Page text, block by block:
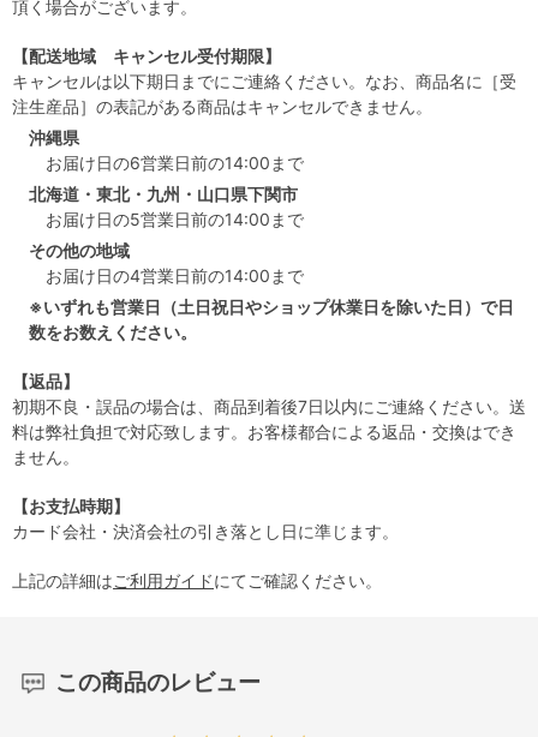
頂く場合がございます。
【配送地域 キャンセル受付期限】
キャンセルは以下期日までにご連絡ください。なお、商品名に［受
注生産品］の表記がある商品はキャンセルできません。
沖縄県
お届け日の6営業日前の14:00まで
北海道・東北・九州・山口県下関市
お届け日の5営業日前の14:00まで
その他の地域
お届け日の4営業日前の14:00まで
※いずれも営業日（土日祝日やショップ休業日を除いた日）で日
数をお数えください。
【返品】
初期不良・誤品の場合は、商品到着後7日以内にご連絡ください。送
料は弊社負担で対応致します。お客様都合による返品・交換はでき
ません。
【お支払時期】
カード会社・決済会社の引き落とし日に準じます。
上記の詳細はご利用ガイドにてご確認ください。
この商品のレビュー